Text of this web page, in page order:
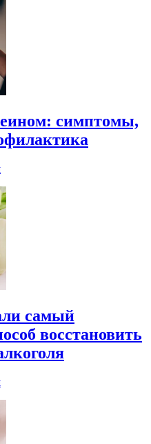
симптомы,
самый
восстановить